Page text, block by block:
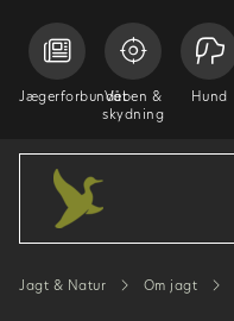
JægerforbundetVåben &
skydning
Hund
Jagt & Natur Om jagt